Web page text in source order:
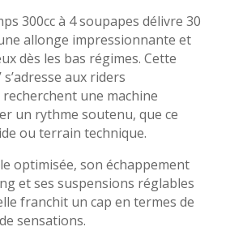
300cc à 4 soupapes délivre 30
allonge impressionnante et
dès les bas régimes. Cette
aux riders
une machine
un rythme soutenu, que ce
ou terrain technique.
optimisée, son échappement
et ses suspensions réglables
franchit un cap en termes de
sensations.